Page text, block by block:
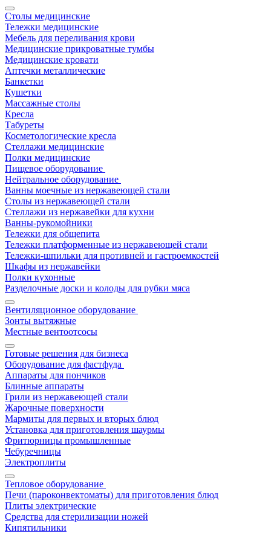
Столы медицинские
Тележки медицинские
Мебель для переливания крови
Медицинские прикроватные тумбы
Медицинские кровати
Аптечки металлические
Банкетки
Кушетки
Массажные столы
Кресла
Табуреты
Косметологические кресла
Стеллажи медицинские
Полки медицинские
Пищевое оборудование
Нейтральное оборудование
Ванны моечные из нержавеющей стали
Столы из нержавеющей стали
Стеллажи из нержавейки для кухни
Ванны-рукомойники
Тележки для общепита
Тележки платформенные из нержавеющей стали
Тележки-шпильки для противней и гастроемкостей
Шкафы из нержавейки
Полки кухонные
Разделочные доски и колоды для рубки мяса
Вентиляционное оборудование
Зонты вытяжные
Местные вентоотсосы
Готовые решения для бизнеса
Оборудование для фастфуда
Аппараты для пончиков
Блинные аппараты
Грили из нержавеющей стали
Жарочные поверхности
Мармиты для первых и вторых блюд
Установка для приготовления шаурмы
Фритюрницы промышленные
Чебуречницы
Электроплиты
Тепловое оборудование
Печи (пароконвектоматы) для приготовления блюд
Плиты электрические
Средства для стерилизации ножей
Кипятильники